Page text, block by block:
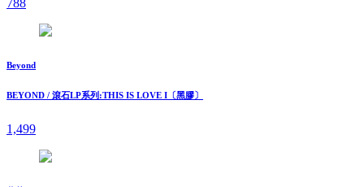
Beyond
BEYOND / 滾石LP系列:THIS IS LOVE I〔黑膠〕
1,499